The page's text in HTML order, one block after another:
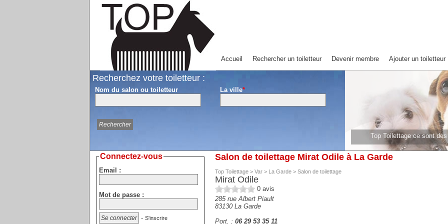
Accueil Rechercher un toiletteur Devenir membre Ajouter un toiletteur
Recherchez votre toiletteur :
Nom du salon ou toiletteur La ville*
Top Toilettage ce sont
Top Toilettage ce sont
Salon de toilettage Mirat Odile à La Garde
Top Toilettage> Var> La Garde> Salon de toilettage
Mirat Odile
0avis
285 rue Albert Piault
83130 La Garde
Port. : 06 29 53 35 11
Connectez-vous
Email :
Mot de passe :
- S'inscrire